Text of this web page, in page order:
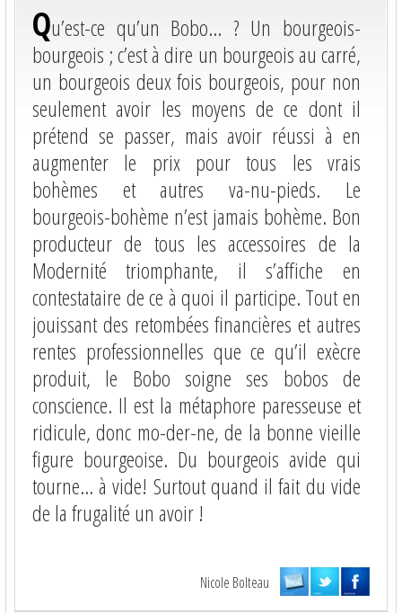
Qu’est-ce qu’un Bobo… ? Un bourgeois-
bourgeois ; c’est à dire un bourgeois au carré,
un bourgeois deux fois bourgeois, pour non
seulement avoir les moyens de ce dont il
prétend se passer, mais avoir réussi à en
augmenter le prix pour tous les vrais
bohèmes et autres va-nu-pieds. Le
bourgeois-bohème n’est jamais bohème. Bon
producteur de tous les accessoires de la
Modernité triomphante, il s’affiche en
contestataire de ce à quoi il participe. Tout en
jouissant des retombées financières et autres
rentes professionnelles que ce qu’il exècre
produit, le Bobo soigne ses bobos de
conscience. Il est la métaphore paresseuse et
ridicule, donc mo-der-ne, de la bonne vieille
figure bourgeoise. Du bourgeois avide qui
tourne… à vide! Surtout quand il fait du vide
de la frugalité un avoir !
Nicole Bolteau